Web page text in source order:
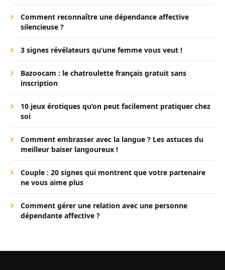
Comment reconnaître une dépendance affective
silencieuse ?
3 signes révélateurs qu’une femme vous veut !
Bazoocam : le chatroulette français gratuit sans
inscription
10 jeux érotiques qu’on peut facilement pratiquer chez
soi
Comment embrasser avec la langue ? Les astuces du
meilleur baiser langoureux !
Couple : 20 signes qui montrent que votre partenaire
ne vous aime plus
Comment gérer une relation avec une personne
dépendante affective ?